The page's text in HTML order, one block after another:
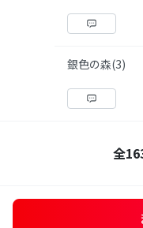
銀色の森(3)
全